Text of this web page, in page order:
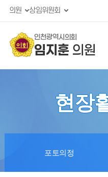
의원 상임위원회
인천광역시의회
임지훈 의원
현장
포토의정